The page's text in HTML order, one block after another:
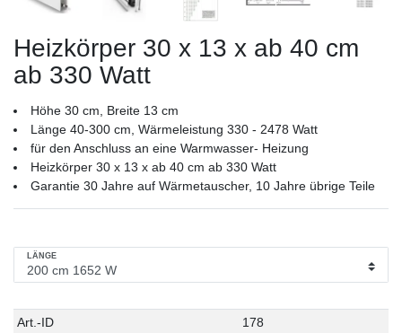
Heizkörper 30 x 13 x ab 40 cm
ab 330 Watt
Höhe 30 cm, Breite 13 cm
Länge 40-300 cm, Wärmeleistung 330 - 2478 Watt
für den Anschluss an eine Warmwasser- Heizung
Heizkörper 30 x 13 x ab 40 cm ab 330 Watt
Garantie 30 Jahre auf Wärmetauscher, 10 Jahre übrige Teile
LÄNGE
Technisches
Wert
Art.-ID 178